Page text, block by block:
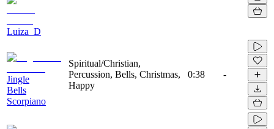
Luiza_D
Jingle
Bells
Scorpiano
Spiritual/Christian,
Percussion, Bells, Christmas,
Happy
0:38 -